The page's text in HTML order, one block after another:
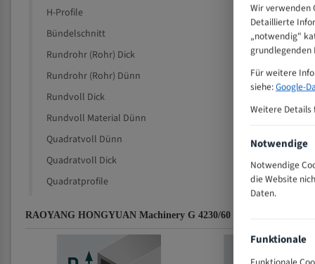
H-Profile
Bündelschnitt
Rundrohr (Rohr) Dick
Rundrohr (Rohr) Dünn
Rundvoll Dick
Rundvoll Material Dünn
Quadratvoll Dünn
Quadratvoll Dick
Quadratprofile
RAOYANG HONGYUAN Machinery G 4230/60 für 4060 mm Bi-
Wir verwenden
Detaillierte
„notwendig"
grundlegenden
Für weitere
siehe:Google-
Weitere Details
Notwendige
Notwendige
die Website
Daten.
Funktionale